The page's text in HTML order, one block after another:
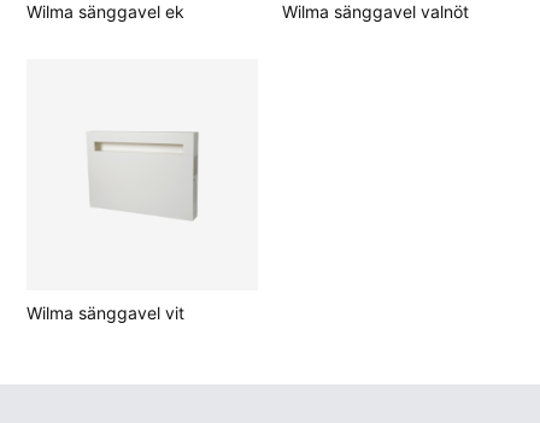
Wilma sänggavel ek Wilma sänggavel valnöt
Wilma sänggavel vit